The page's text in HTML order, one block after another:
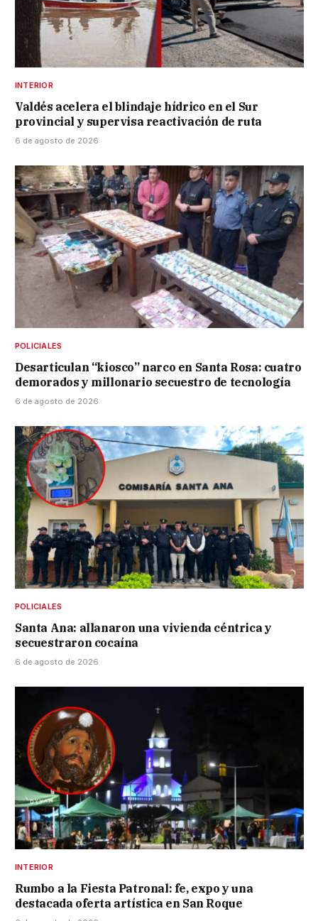
INTERIOR
Valdés acelera el blindaje hídrico en el Sur
provincial y supervisa reactivación de ruta
6 de agosto de 2026
POLICIALES
Desarticulan “kiosco” narco en Santa Rosa: cuatro
demorados y millonario secuestro de tecnología
6 de agosto de 2026
POLICIALES
Santa Ana: allanaron una vivienda céntrica y
secuestraron cocaína
6 de agosto de 2026
INTERIOR
Rumbo a la Fiesta Patronal: fe, expo y una
destacada oferta artística en San Roque